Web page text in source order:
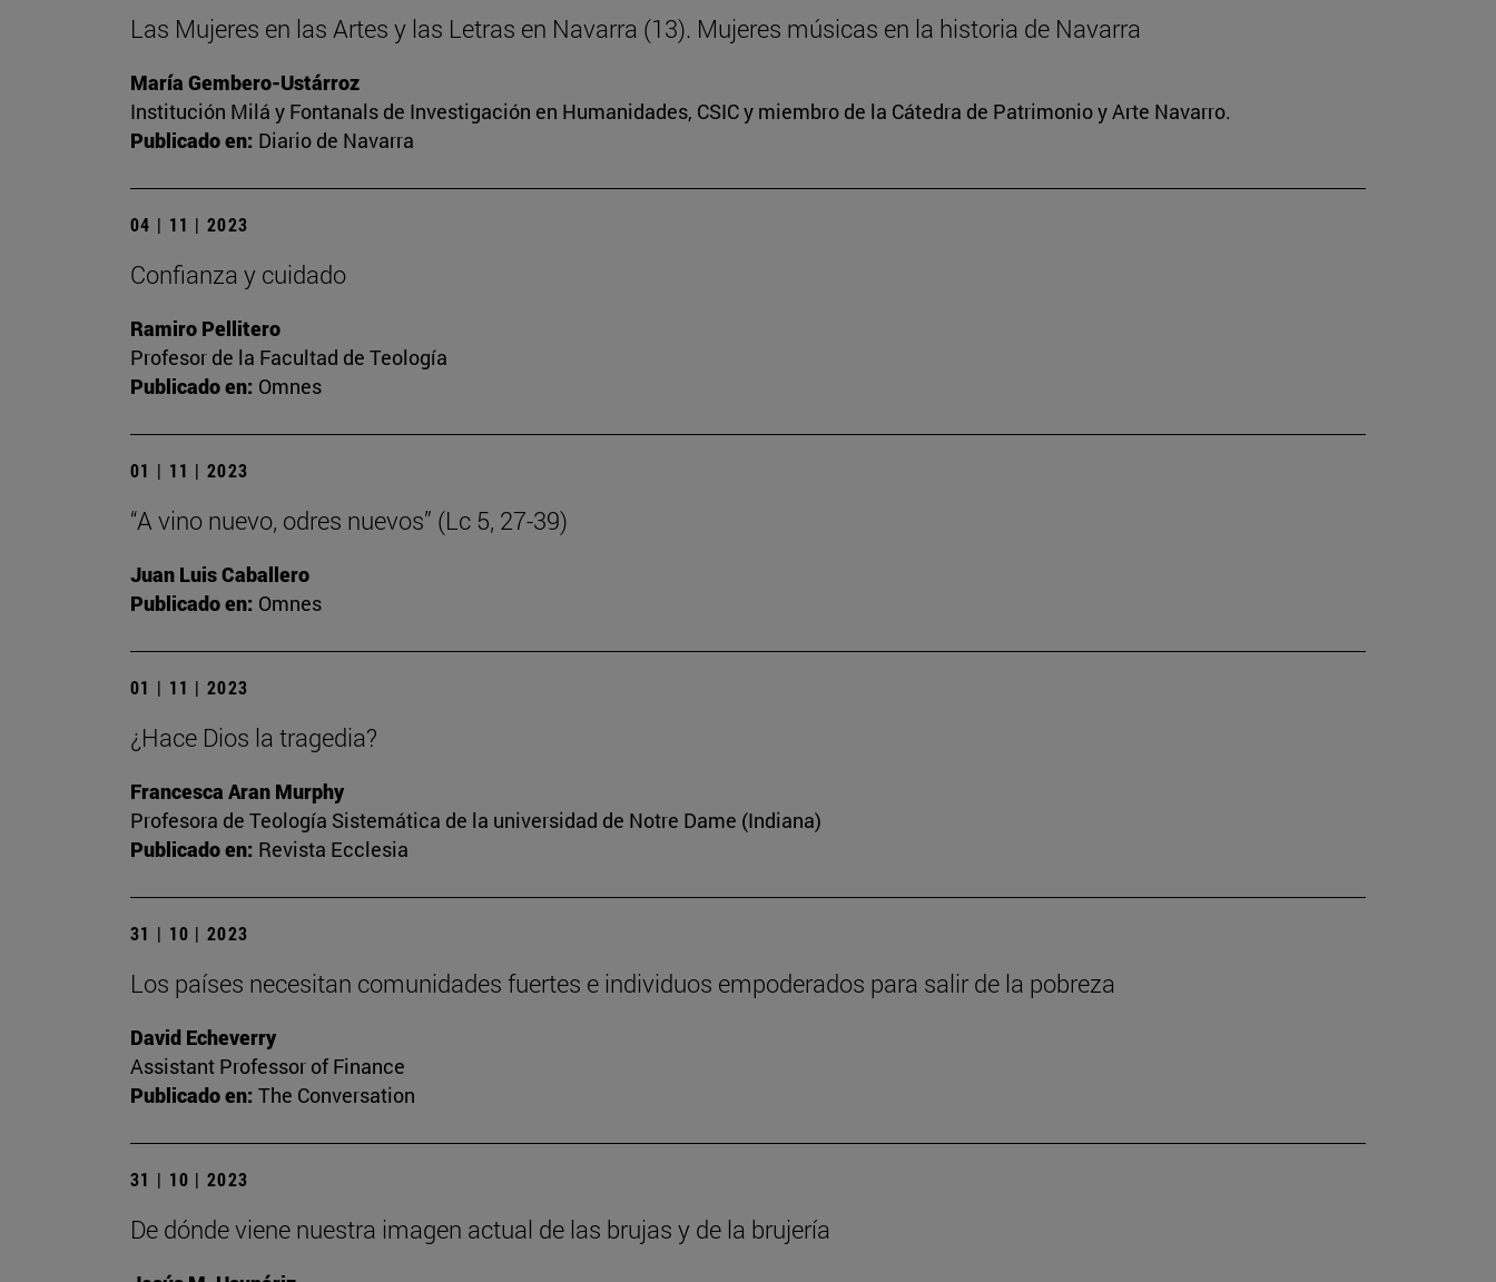
Las Mujeres en las Artes y las Letras en Navarra (13). Mujeres músicas en la historia de Navarra
María Gembero-Ustárroz
Institución Milá y Fontanals de Investigación en Humanidades, CSIC y miembro de la Cátedra de Patrimonio y Arte Navarro.
Publicado en: Diario de Navarra
04 | 11 | 2023
Confianza y cuidado
Ramiro Pellitero
Profesor de la Facultad de Teología
Publicado en: Omnes
01 | 11 | 2023
“A vino nuevo, odres nuevos” (Lc 5, 27-39)
Juan Luis Caballero
Publicado en: Omnes
01 | 11 | 2023
¿Hace Dios la tragedia?
Francesca Aran Murphy
Profesora de Teología Sistemática de la universidad de Notre Dame (Indiana)
Publicado en: Revista Ecclesia
31 | 10 | 2023
Los países necesitan comunidades fuertes e individuos empoderados para salir de la pobreza
David Echeverry
Assistant Professor of Finance
Publicado en: The Conversation
31 | 10 | 2023
De dónde viene nuestra imagen actual de las brujas y de la brujería